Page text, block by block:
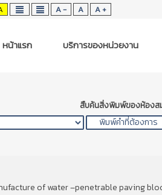
A - A A +
หน้าแรก บริการของหน่วยงาน
สืบค้นสิ่งพิมพ์ของห้องส
of water –penetrable paving